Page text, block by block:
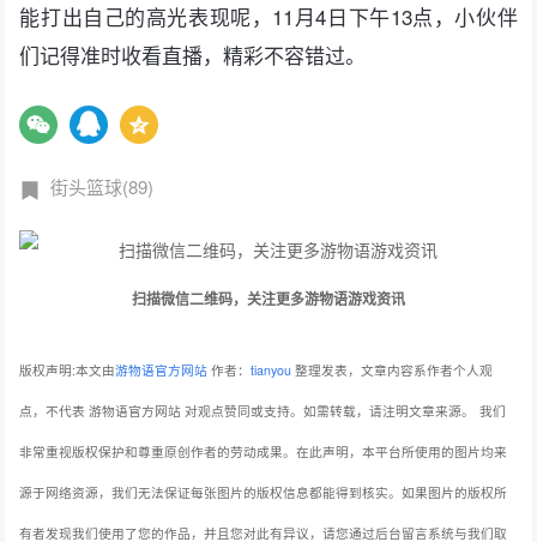
能打出自己的高光表现呢，11月4日下午13点，小伙伴
们记得准时收看直播，精彩不容错过。
街头篮球(89)
扫描微信二维码，关注更多游物语游戏资讯
版权声明:本文由游物语官方网站 作者：tianyou 整理发表，文章内容系作者个人观
点，不代表 游物语官方网站 对观点赞同或支持。如需转载，请注明文章来源。 我们
非常重视版权保护和尊重原创作者的劳动成果。在此声明，本平台所使用的图片均来
源于网络资源，我们无法保证每张图片的版权信息都能得到核实。如果图片的版权所
有者发现我们使用了您的作品，并且您对此有异议，请您通过后台留言系统与我们取